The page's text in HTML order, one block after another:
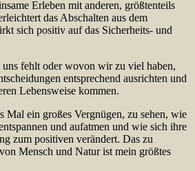
Erleben mit anderen, größtenteils
das Abschalten aus dem
sich positiv auf das Sicherheits- und
fehlt oder wovon wir zu viel haben,
entsprechend ausrichten und
Lebensweise kommen.
Mal ein großes Vergnügen, zu sehen, wie
und aufatmen und wie sich ihre
zum positiven verändert. Das zu
Mensch und Natur ist mein größtes